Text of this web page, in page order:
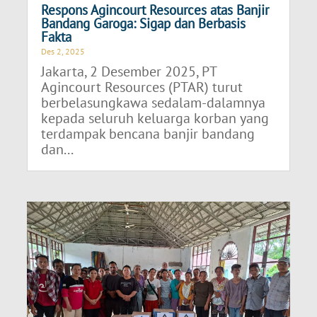
Respons Agincourt Resources atas Banjir
Bandang Garoga: Sigap dan Berbasis
Fakta
Des 2, 2025
Jakarta, 2 Desember 2025, PT
Agincourt Resources (PTAR) turut
berbelasungkawa sedalam-dalamnya
kepada seluruh keluarga korban yang
terdampak bencana banjir bandang
dan...